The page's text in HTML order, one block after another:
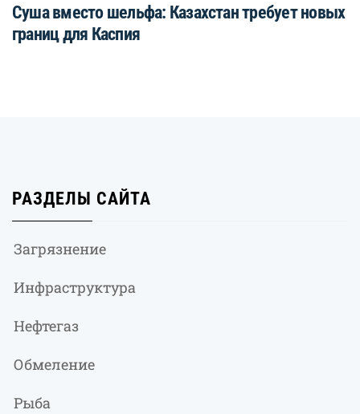
Суша вместо шельфа: Казахстан требует новых
границ для Каспия
РАЗДЕЛЫ САЙТА
Загрязнение
Инфраструктура
Нефтегаз
Обмеление
Рыба